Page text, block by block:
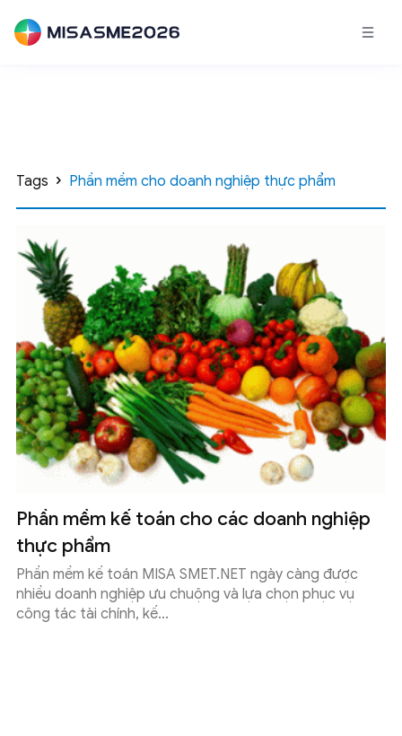
Tags Phần mềm cho doanh nghiệp thực phẩm
Phần mềm kế toán cho các doanh nghiệp
thực phẩm
Phần mềm kế toán MISA SMET.NET ngày càng được
nhiều doanh nghiệp ưu chuộng và lựa chọn phục vụ
công tác tài chính, kế...